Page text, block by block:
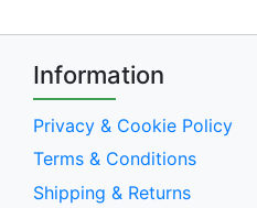
Information
Privacy & Cookie Policy
Terms & Conditions
Shipping & Returns